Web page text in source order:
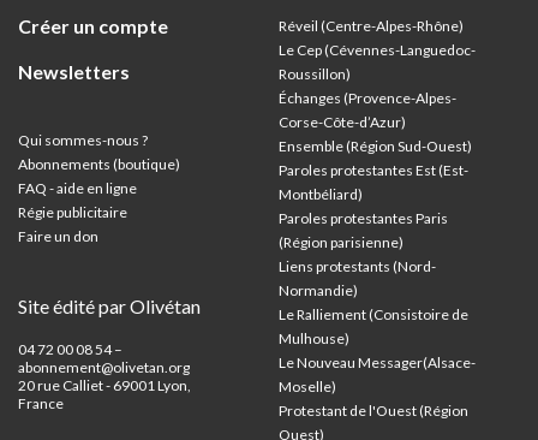
Créer un compte
Newsletters
Qui sommes-nous ?
Abonnements (boutique)
FAQ - aide en ligne
Régie publicitaire
Faire un don
Site édité par Olivétan
04 72 00 08 54 –
abonnement@olivetan.org
20 rue Calliet - 69001 Lyon,
France
Réveil (Centre-Alpes-Rhône)
Le Cep (Cévennes-Languedoc-
Roussillon)
Échanges (Provence-Alpes-
Corse-Côte-d’Azur)
Ensemble (Région Sud-Ouest)
Paroles protestantes Est (Est-
Montbéliard)
Paroles protestantes Paris
(Région parisienne)
Liens protestants (Nord-
Normandie)
Le Ralliement (Consistoire de
Mulhouse)
Le Nouveau Messager(Alsace-
Moselle)
Protestant de l'Ouest (Région
Ouest)